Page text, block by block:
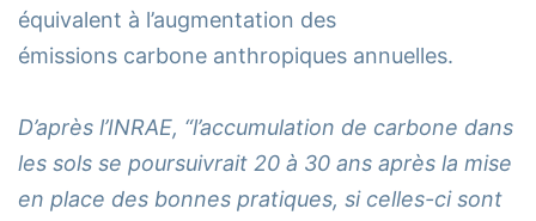
équivalent à l’augmentation des
émissions carbone anthropiques annuelles.
D’après l’INRAE, “l’accumulation de carbone dans
les sols se poursuivrait 20 à 30 ans après la mise
en place des bonnes pratiques, si celles-ci sont